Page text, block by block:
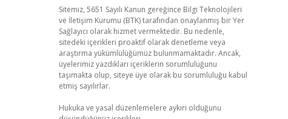
Sitemiz, 5651 Sayılı Kanun gereğince Bilgi Teknolojileri
ve İletişim Kurumu (BTK) tarafından onaylanmış bir Yer
Sağlayıcı olarak hizmet vermektedir. Bu nedenle,
sitedeki içerikleri proaktif olarak denetleme veya
araştırma yükümlülüğümüz bulunmamaktadır. Ancak,
üyelerimiz yazdıkları içeriklerin sorumluluğunu
taşımakta olup, siteye üye olarak bu sorumluluğu kabul
etmiş sayılırlar.
Hukuka ve yasal düzenlemelere aykırı olduğunu